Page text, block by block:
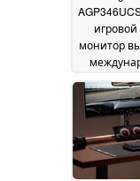
игровой
монитор
ожидалось